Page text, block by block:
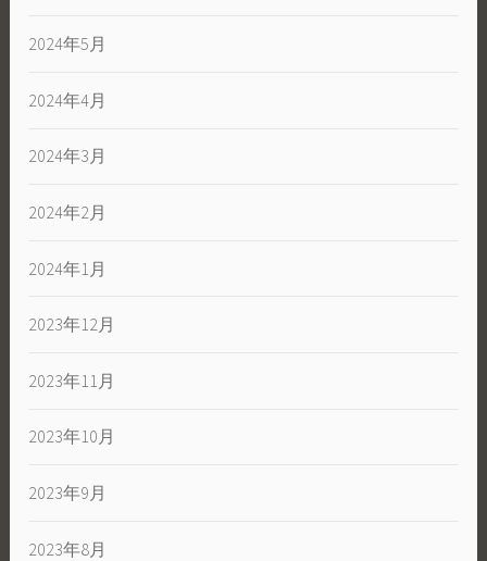
2024年5月
2024年4月
2024年3月
2024年2月
2024年1月
2023年12月
2023年11月
2023年10月
2023年9月
2023年8月